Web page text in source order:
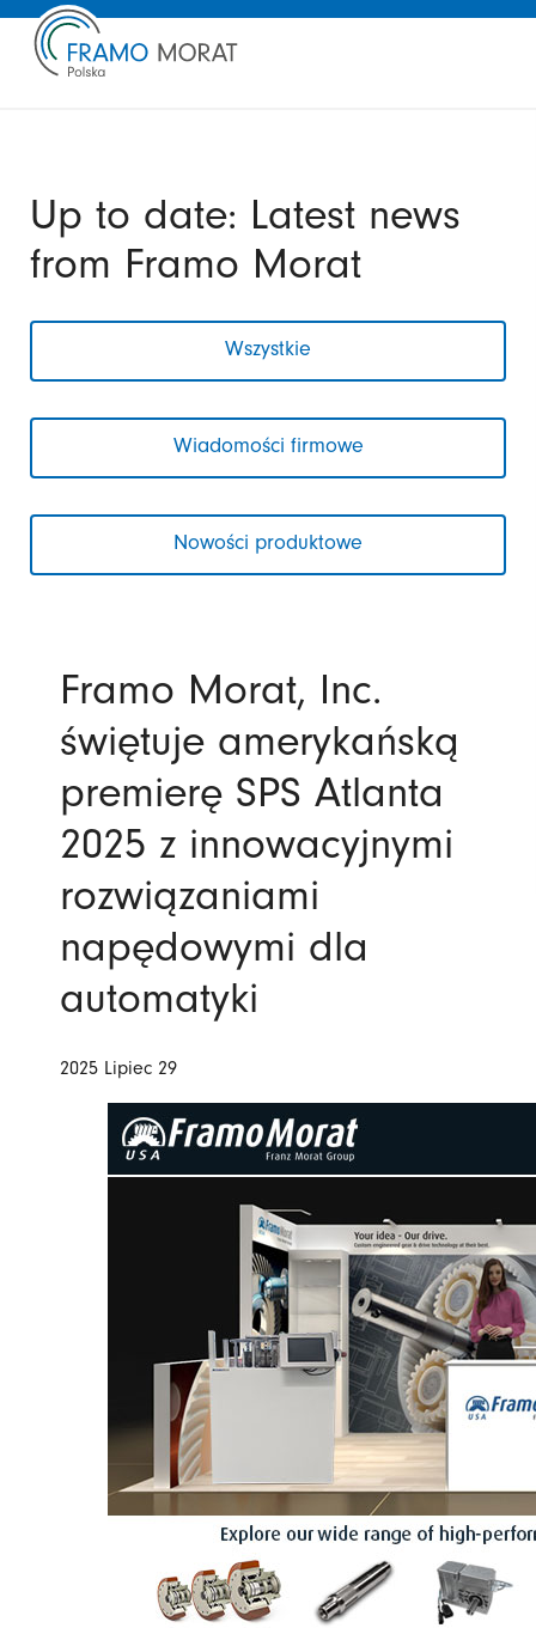
Up to date: Latest news
from Framo Morat
Wszystkie
Wiadomości firmowe
Nowości produktowe
Framo Morat, Inc.
świętuje amerykańską
premierę SPS Atlanta
2025 z innowacyjnymi
rozwiązaniami
napędowymi dla
automatyki
2025 Lipiec 29